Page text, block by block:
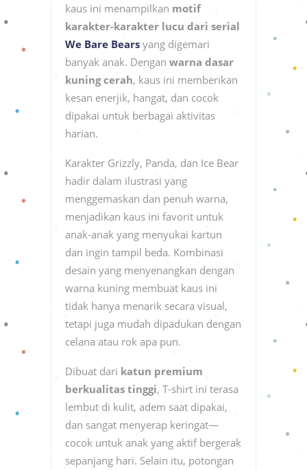
kaus ini menampilkan motif
karakter-karakter lucu dari serial
We Bare Bears yang digemari
banyak anak. Dengan warna dasar
kuning cerah, kaus ini memberikan
kesan enerjik, hangat, dan cocok
dipakai untuk berbagai aktivitas
harian.
Karakter Grizzly, Panda, dan Ice Bear
hadir dalam ilustrasi yang
menggemaskan dan penuh warna,
menjadikan kaus ini favorit untuk
anak-anak yang menyukai kartun
dan ingin tampil beda. Kombinasi
desain yang menyenangkan dengan
warna kuning membuat kaus ini
tidak hanya menarik secara visual,
tetapi juga mudah dipadukan dengan
celana atau rok apa pun.
Dibuat dari katun premium
berkualitas tinggi, T-shirt ini terasa
lembut di kulit, adem saat dipakai,
dan sangat menyerap keringat—
cocok untuk anak yang aktif bergerak
sepanjang hari. Selain itu, potongan